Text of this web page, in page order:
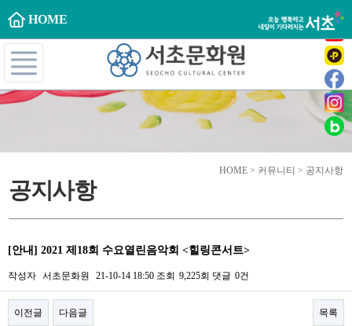
HOME
HOME > 커뮤니티 > 공지사항
공지사항
[안내] 2021 제18회 수요열린음악회 <힐링콘서트>
작성자 서초문화원 21-10-14 18:50 조회 9,225회 댓글 0건
이전글 다음글 목록